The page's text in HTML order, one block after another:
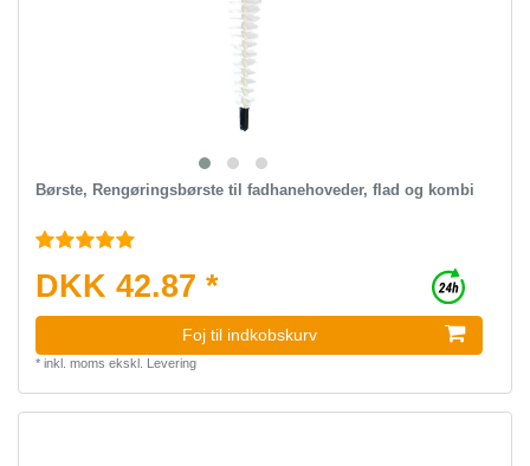
Børste, Rengøringsbørste til fadhanehoveder, flad og kombi
DKK 42.87 *
Foj til indkobskurv
* inkl. moms ekskl. Levering